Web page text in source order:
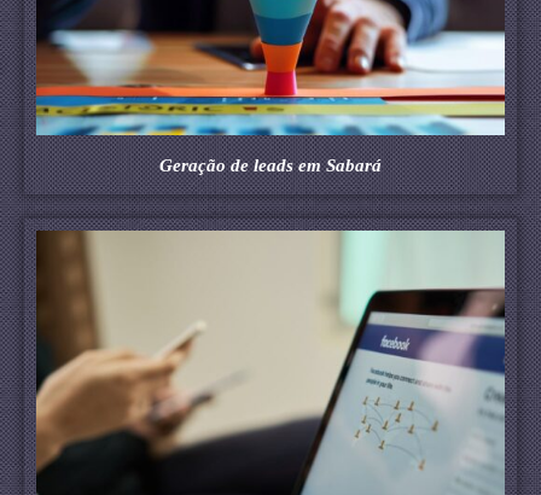
Geração de leads em Sabará